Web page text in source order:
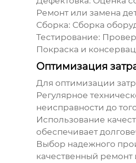
Ремонт или замена
Сборка: Сборка
Тестирование:
Покраска и
Оптимизация
Для оптимизации
Регулярное
неисправности до
Использование
обеспечивает
Выбор надежного
качественный